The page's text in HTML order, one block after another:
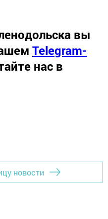
вы
Telegram-
нас в
новости